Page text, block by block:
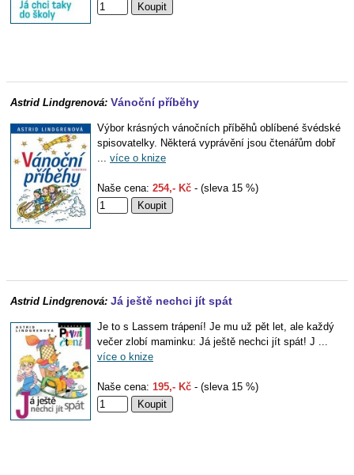
Astrid Lindgrenová: Vánoční příběhy
Výbor krásných vánočních příběhů oblíbené švédské
spisovatelky. Některá vyprávění jsou čtenářům dobř
... více o knize
Naše cena: 254,- Kč - (sleva 15 %)
Astrid Lindgrenová: Já ještě nechci jít spát
Je to s Lassem trápení! Je mu už pět let, ale každý
večer zlobí maminku: Já ještě nechci jít spát! J ...
více o knize
Naše cena: 195,- Kč - (sleva 15 %)